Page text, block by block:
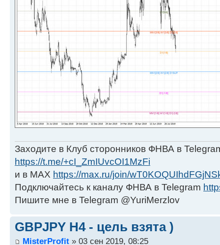
Заходите в Клуб сторонников ФНВА в
https://t.me/+cI_ZmIUvcOI1MzFi
и в МАХ https://max.ru/join/
Подключайтесь к каналу ФНВА в Telegram
Пишите мне в Telegram @YuriMerzlov
GBPJPY H4 - цель взята )
MisterProfit » 03 сен 2019, 08:25